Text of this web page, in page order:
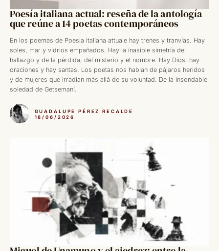
Poesía italiana actual: reseña de la antología
que reúne a 14 poetas contemporáneos
En los poemas de Poesia italiana attuale hay trenes y tranvías. Hay
soles, mar y vidrios empañados. Hay la inasible simetría del
hallazgo y de la pérdida, del misterio y el nombre. Hay Dios, hay
oraciones y hay santas. Los poetas nos hablan de pájaros heridos
y de mujeres que irradian más allá de su voluntad. De la insondable
soledad de Getsemaní.
GUADALUPE PÉREZ RECALDE
18/06/2026